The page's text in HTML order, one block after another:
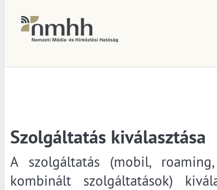
Szolgáltatás kiválasztása
A szolgáltatás (mobil,
kombinált szolgáltatások)